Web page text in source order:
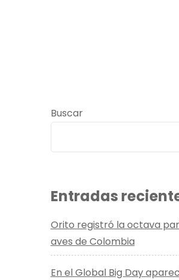
Buscar
Entradas
Orito registró la octava
aves de Colombia
En el Global Big Day